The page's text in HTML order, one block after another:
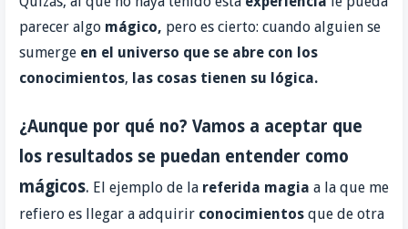
parecer algo mágico, pero es cierto: cuando alguien se
sumerge en el universo que se abre con los
conocimientos, las cosas tienen su lógica.
¿Aunque por qué no? Vamos a aceptar que
los resultados se puedan entender como
mágicos. El ejemplo de la referida magia a la que me
refiero es llegar a adquirir conocimientosque de otra